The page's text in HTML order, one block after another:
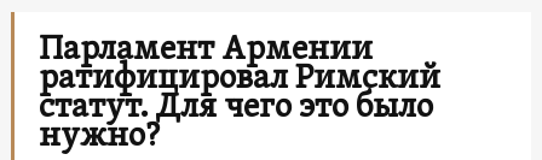
Парламент Армении
ратифицировал Римский
статут. Для чего это было
нужно?